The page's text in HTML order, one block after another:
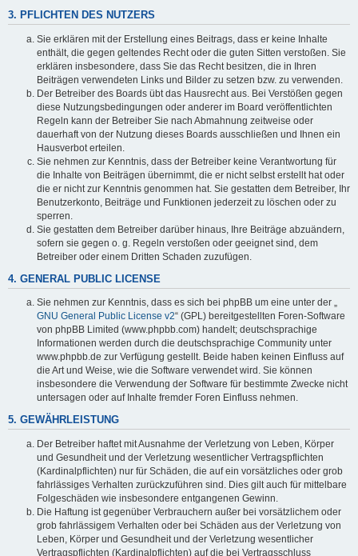
3. PFLICHTEN DES NUTZERS
Sie erklären mit der Erstellung eines Beitrags, dass er keine Inhalte
enthält, die gegen geltendes Recht oder die guten Sitten verstoßen. Sie
erklären insbesondere, dass Sie das Recht besitzen, die in Ihren
Beiträgen verwendeten Links und Bilder zu setzen bzw. zu verwenden.
Der Betreiber des Boards übt das Hausrecht aus. Bei Verstößen gegen
diese Nutzungsbedingungen oder anderer im Board veröffentlichten
Regeln kann der Betreiber Sie nach Abmahnung zeitweise oder
dauerhaft von der Nutzung dieses Boards ausschließen und Ihnen ein
Hausverbot erteilen.
Sie nehmen zur Kenntnis, dass der Betreiber keine Verantwortung für
die Inhalte von Beiträgen übernimmt, die er nicht selbst erstellt hat oder
die er nicht zur Kenntnis genommen hat. Sie gestatten dem Betreiber, Ihr
Benutzerkonto, Beiträge und Funktionen jederzeit zu löschen oder zu
sperren.
Sie gestatten dem Betreiber darüber hinaus, Ihre Beiträge abzuändern,
sofern sie gegen o. g. Regeln verstoßen oder geeignet sind, dem
Betreiber oder einem Dritten Schaden zuzufügen.
4. GENERAL PUBLIC LICENSE
Sie nehmen zur Kenntnis, dass es sich bei phpBB um eine unter der „
GNU General Public License v2“ (GPL) bereitgestellten Foren-Software
von phpBB Limited (www.phpbb.com) handelt; deutschsprachige
Informationen werden durch die deutschsprachige Community unter
www.phpbb.de zur Verfügung gestellt. Beide haben keinen Einfluss auf
die Art und Weise, wie die Software verwendet wird. Sie können
insbesondere die Verwendung der Software für bestimmte Zwecke nicht
untersagen oder auf Inhalte fremder Foren Einfluss nehmen.
5. GEWÄHRLEISTUNG
Der Betreiber haftet mit Ausnahme der Verletzung von Leben, Körper
und Gesundheit und der Verletzung wesentlicher Vertragspflichten
(Kardinalpflichten) nur für Schäden, die auf ein vorsätzliches oder grob
fahrlässiges Verhalten zurückzuführen sind. Dies gilt auch für mittelbare
Folgeschäden wie insbesondere entgangenen Gewinn.
Die Haftung ist gegenüber Verbrauchern außer bei vorsätzlichem oder
grob fahrlässigem Verhalten oder bei Schäden aus der Verletzung von
Leben, Körper und Gesundheit und der Verletzung wesentlicher
Vertragspflichten (Kardinalpflichten) auf die bei Vertragsschluss